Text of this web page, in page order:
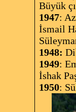
Büyük
1947:
İsmail
1948:
1949:
İshak
1950: